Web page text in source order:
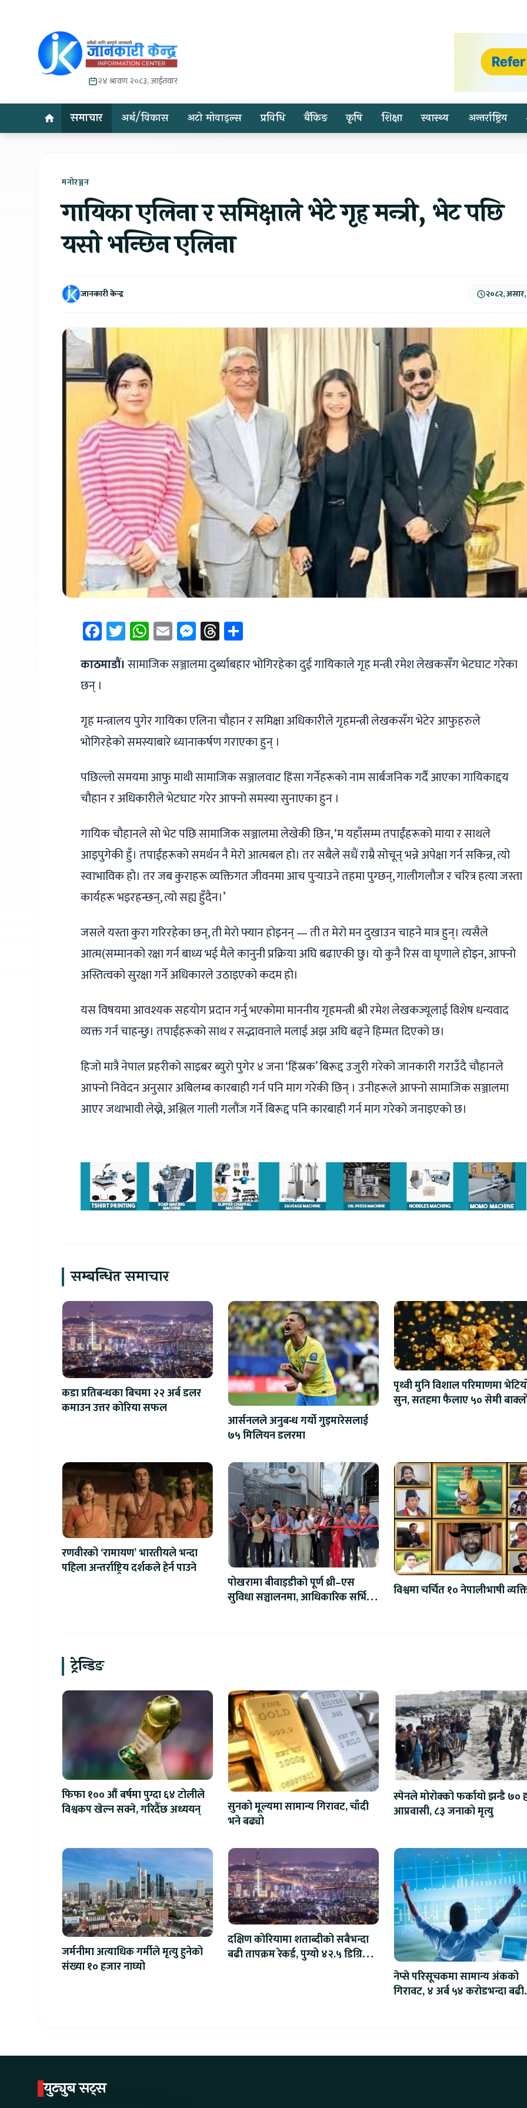
२४ श्रावण २०८३, आईतवार
समाचार अर्थ/विकास अटो मोवाइल्स प्रविधि बैंकिङ कृषि शिक्षा स्वास्थ्य अन्तर्राष्ट्रिय
मनोरञ्जन
गायिका एलिना र समिक्षाले भेटे गृह मन्त्री, भेट पछि
यसाे भन्छिन एलिना
जानकारी केन्द्र २०८२,
Facebook
Twitter
WhatsApp
EmailMessenger
Threads
काठमाडौं। सामाजिक सञ्जालमा दुर्ब्याबहार भोगिरहेका दुई गायिकाले गृह मन्त्री रमेश लेखकसँग भेटघाट गरेका
छन् ।
गृह मन्त्रालय पुगेर गायिका एलिना चौहान र समिक्षा अधिकारीले गृहमन्त्री लेखकसँग भेटेर आफुहरुले
भोगिरहेको समस्याबारे ध्यानाकर्षण गराएका हुन् ।
पछिल्लो समयमा आफु माथी सामाजिक सञ्जालवाट हिंसा गर्नेहरूको नाम सार्बजनिक गर्दै आएका गायिकाद्दय
चौहान र अधिकारीले भेटघाट गरेर आफ्नो समस्या सुनाएका हुन ।
गायिक चौहानले सो भेट पछि सामाजिक सञ्जालमा लेखेकी छिन, ‘म यहाँसम्म तपाईंहरूको माया र साथले
आइपुगेकी हुँ। तपाईंहरूको समर्थन नै मेरो आत्मबल हो। तर सबैले सधैं राम्रै सोचून् भन्ने अपेक्षा गर्न सकिन्न, त्यो
स्वाभाविक हो। तर जब कुराहरू व्यक्तिगत जीवनमा आच पुर्‍याउने तहमा पुग्छन्, गालीगलौज र चरित्र हत्या जस्ता
कार्यहरू भइरहन्छन्, त्यो सह्य हुँदैन।’
जसले यस्ता कुरा गरिरहेका छन्, ती मेरो फ्यान होइनन् — ती त मेरो मन दुखाउन चाहने मात्र हुन्। त्यसैले
आत्म(सम्मानको रक्षा गर्न बाध्य भई मैले कानुनी प्रक्रिया अघि बढाएकी छु। यो कुनै रिस वा घृणाले होइन, आफ्नो
अस्तित्वको सुरक्षा गर्ने अधिकारले उठाइएको कदम हो।
यस विषयमा आवश्यक सहयोग प्रदान गर्नु भएकोमा माननीय गृहमन्त्री श्री रमेश लेखकज्यूलाई विशेष धन्यवाद
व्यक्त गर्न चाहन्छु। तपाईंहरूको साथ र सद्भावनाले मलाई अझ अघि बढ्ने हिम्मत दिएको छ।
हिजो मात्रै नेपाल प्रहरीको साइबर ब्युरो पुगेर ४ जना ‘हिंस्रक’ बिरूद्द उजुरी गरेको जानकारी गराउँदै चौहानले
आफ्नो निवेदन अनुसार अबिलम्ब कारबाही गर्न पनि माग गरेकी छिन् । उनीहरूले आफ्नो सामाजिक सञ्जालमा
आएर जथाभावी लेख्ने, अश्लिल गाली गलौंज गर्ने बिरूद्द पनि कारबाही गर्न माग गरेको जनाइएको छ।
सम्बन्धित समाचार
कडा प्रतिबन्धका बिचमा २२ अर्ब डलर
कमाउन उत्तर कोरिया सफल
आर्सनलले अनुबन्ध गर्यो गुइमारेसलाई
७५ मिलियन डलरमा
पृथ्वी मुनि विशाल परिमाणमा
सुन, सतहमा फैलाए ५० सेमी
रणवीरको ‘रामायण’ भारतीयले भन्दा
पहिला अन्तर्राष्ट्रिय दर्शकले हेर्न पाउने
पोखरामा बीवाइडीको पूर्ण थ्री–एस
सुविधा सञ्चालनमा, आधिकारिक सर्भिस
विश्वमा चर्चित १० नेपालीभाषी
ट्रेन्डिङ
फिफा १०० औं बर्षमा पुग्दा ६४ टोलीले
विश्वकप खेल्न सक्ने, गरिदैँछ अध्ययन्
सुनको मूल्यमा सामान्य गिरावट, चाँदी
भने बढ्यो
स्पेनले मोरोक्को फर्कायो झन्डै ७०
आप्रवासी, ८३ जनाको मृत्यु
जर्मनीमा अत्याधिक गर्मीले मृत्यु हुनेको
संख्या १० हजार नाघ्यो
दक्षिण कोरियामा शताब्दीको सबैभन्दा
बढी तापक्रम रेकर्ड, पुग्यो ४२.५ डिग्रि
नेप्से परिसूचकमा सामान्य अंकको
गिरावट, ४ अर्ब ५४ करोडभन्दा
युट्युब सट्स